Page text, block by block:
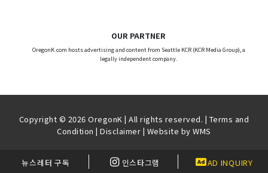
OUR PARTNER
OregonK.com hosts advertising and content from Seattle KCR (KCR Media Group), a
legally independent company.
Copyright © 2026 OregonK | All rights reserved. | Terms and
Condition |Disclaimer | Website byWMS
뉴스레터 구독 인스타그램 AD INQUIRY